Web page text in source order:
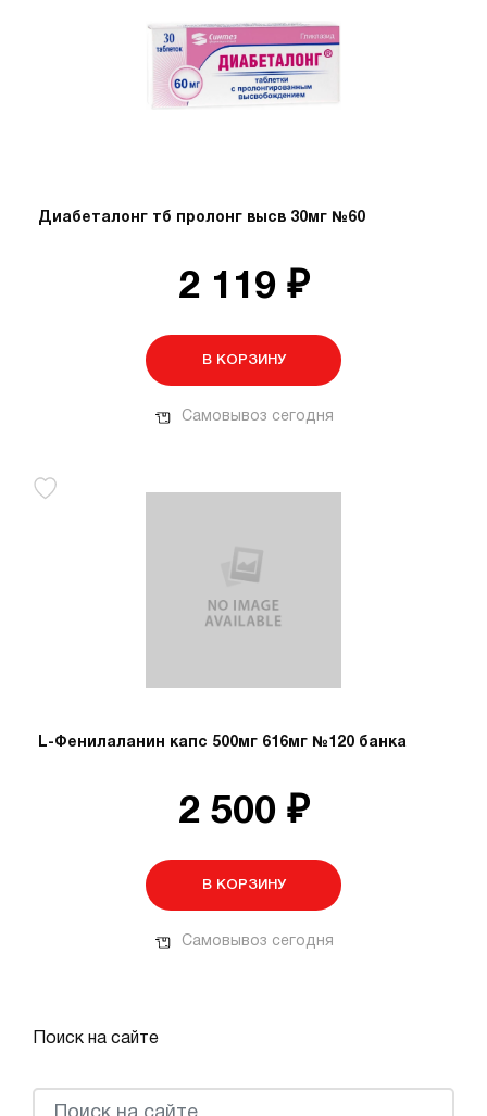
Диабеталонг тб пролонг высв 30мг №60
2 119 ₽
В КОРЗИНУ
Самовывоз сегодня
L-Фенилаланин капс 500мг 616мг №120 банка
2 500 ₽
В КОРЗИНУ
Самовывоз сегодня
Поиск на сайте